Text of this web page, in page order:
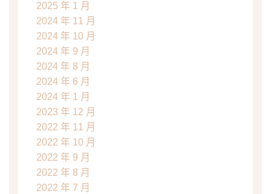
2025 年 1 月
2024 年 11 月
2024 年 10 月
2024 年 9 月
2024 年 8 月
2024 年 6 月
2024 年 1 月
2023 年 12 月
2022 年 11 月
2022 年 10 月
2022 年 9 月
2022 年 8 月
2022 年 7 月